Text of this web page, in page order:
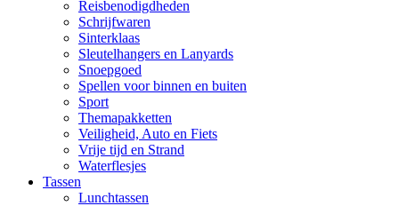
Reisbenodigdheden
Schrijfwaren
Sinterklaas
Sleutelhangers en Lanyards
Snoepgoed
Spellen voor binnen en buiten
Sport
Themapakketten
Veiligheid, Auto en Fiets
Vrije tijd en Strand
Waterflesjes
Tassen
Lunchtassen